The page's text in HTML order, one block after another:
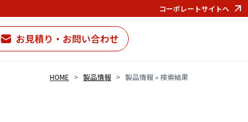
コーポレートサイトへ
お見積り・お問い合わせ
HOME 製品情報 製品情報 » 検索結果